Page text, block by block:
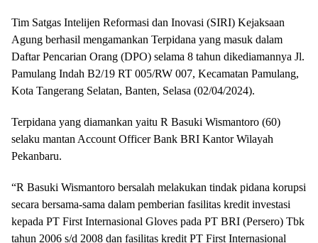
Tim Satgas Intelijen Reformasi dan Inovasi (SIRI) Kejaksaan
Agung berhasil mengamankan Terpidana yang masuk dalam
Daftar Pencarian Orang (DPO) selama 8 tahun dikediamannya Jl.
Pamulang Indah B2/19 RT 005/RW 007, Kecamatan Pamulang,
Kota Tangerang Selatan, Banten, Selasa (02/04/2024).
Terpidana yang diamankan yaitu R Basuki Wismantoro (60)
selaku mantan Account Officer Bank BRI Kantor Wilayah
Pekanbaru.
“R Basuki Wismantoro bersalah melakukan tindak pidana korupsi
secara bersama-sama dalam pemberian fasilitas kredit investasi
kepada PT First Internasional Gloves pada PT BRI (Persero) Tbk
tahun 2006 s/d 2008 dan fasilitas kredit PT First Internasional